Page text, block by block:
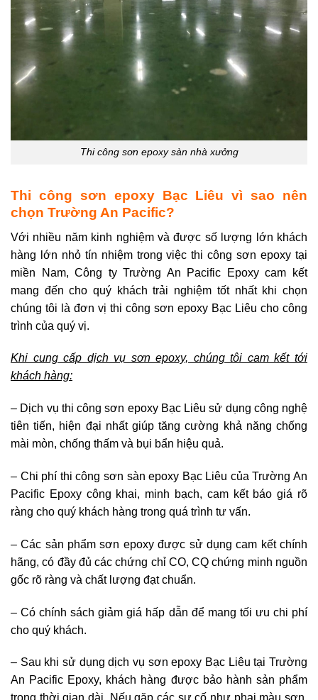
Thi công sơn epoxy sàn nhà xưởng
Thi công sơn epoxy Bạc Liêu vì sao nên
chọn Trường An Pacific?
Với nhiều năm kinh nghiệm và được số lượng lớn khách
hàng lớn nhỏ tín nhiệm trong việc thi công sơn epoxy tại
miền Nam, Công ty Trường An Pacific Epoxy cam kết
mang đến cho quý khách trải nghiệm tốt nhất khi chọn
chúng tôi là đơn vị thi công sơn epoxy Bạc Liêu cho công
trình của quý vị.
Khi cung cấp dịch vụ sơn epoxy, chúng tôi cam kết tới
khách hàng:
– Dịch vụ thi công sơn epoxy Bạc Liêu sử dụng công nghệ
tiên tiến, hiện đại nhất giúp tăng cường khả năng chống
mài mòn, chống thấm và bụi bẩn hiệu quả.
– Chi phí thi công sơn sàn epoxy Bạc Liêu của Trường An
Pacific Epoxy công khai, minh bạch, cam kết báo giá rõ
ràng cho quý khách hàng trong quá trình tư vấn.
– Các sản phẩm sơn epoxy được sử dụng cam kết chính
hãng, có đầy đủ các chứng chỉ CO, CQ chứng minh nguồn
gốc rõ ràng và chất lượng đạt chuẩn.
– Có chính sách giảm giá hấp dẫn để mang tối ưu chi phí
cho quý khách.
– Sau khi sử dụng dịch vụ sơn epoxy Bạc Liêu tại Trường
An Pacific Epoxy, khách hàng được bảo hành sản phẩm